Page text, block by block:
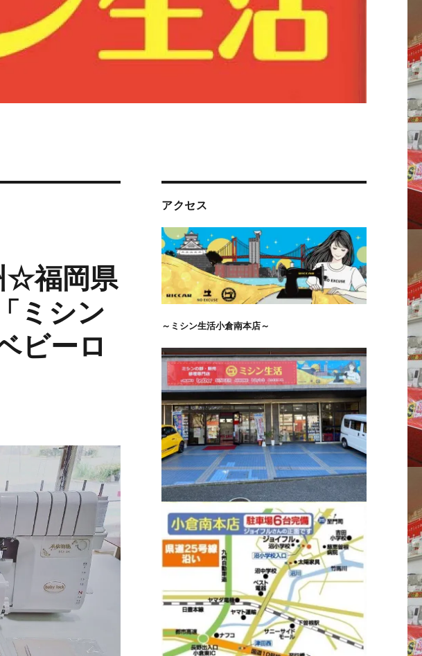
☆福岡県
ミシン
ビーロ
アクセス
～ミシン生活小倉南本店～